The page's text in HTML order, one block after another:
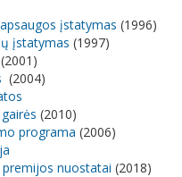
įstatymas (1996)
įstatymas (1997)
(2001)
(2004)
(2010)
programa (2006)
premijos nuostatai (2018)